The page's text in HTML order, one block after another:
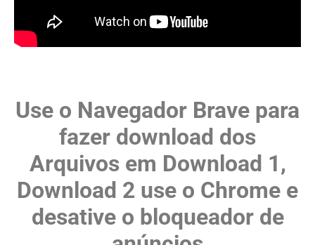
Use o Navegador Brave para
fazer download dos
Arquivos em Download 1,
Download 2 use o Chrome e
desative o bloqueador de